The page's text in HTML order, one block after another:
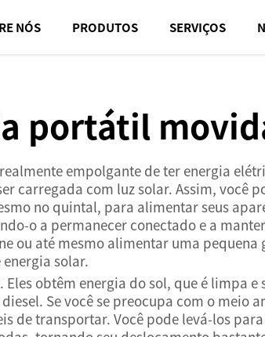
NÓS PRODUTOS SERVIÇOS
portátil
empolgante de ter energia
carregada com luz solar. Assim, você
no quintal, para alimentar seus
o a permanecer conectado e a
ou até mesmo alimentar uma
solar.
obtêm energia do sol, que é limpa
Se você se preocupa com o meio
de transportar. Você pode levá-los